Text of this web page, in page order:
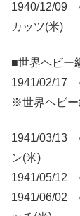
1940/12/09
カッツ(米)
■世界ヘビー
1941/02/17
※世界ヘビ
1941/03/13
ン(米)
1941/05/12
1941/06/02